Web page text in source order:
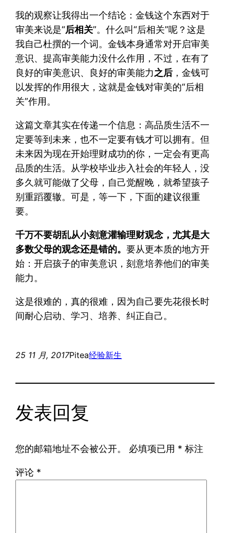
我的观察让我得出一个结论：金钱这个东西对于
审美来说是“后相关”。什么叫“后相关”呢？这是
我自己杜撰的一个词。金钱本身通常对开启审美
意识、提高审美能力没什么作用，不过，在有了
良好的审美意识、良好的审美能力之后 ，金钱可
以发挥的作用很大，这就是金钱对审美的“后相
关”作用。
这篇文章其实在传递一个信息：高品质生活不一
定要等到未来，也不一定要有钱才可以拥有。但
未来因为现在开始理财成功的你，一定会有更高
品质的生活。从学校毕业步入社会的年轻人，没
多久就可能做了父母，自己觉醒晚，就希望孩子
别重蹈覆辙。可是，等一下，下面的建议很重
要。
千万不要胡乱从小刻意灌输理财观念，尤其是大
多数父母的观念还是错的。要从更本质的地方开
始：开启孩子的审美意识，刻意培养他们的审美
能力。
这是很难的，真的很难，因为自己要先花很长时
间耐心启动、学习、培养、纠正自己。
25 11 月, 2017Pitea经验新生
发表回复
您的邮箱地址不会被公开。 必填项已用 * 标注
评论 *